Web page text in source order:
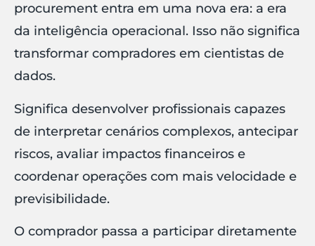
procurement entra em uma nova era: a era
da inteligência operacional. Isso não significa
transformar compradores em cientistas de
dados.
Significa desenvolver profissionais capazes
de interpretar cenários complexos, antecipar
riscos, avaliar impactos financeiros e
coordenar operações com mais velocidade e
previsibilidade.
O comprador passa a participar diretamente